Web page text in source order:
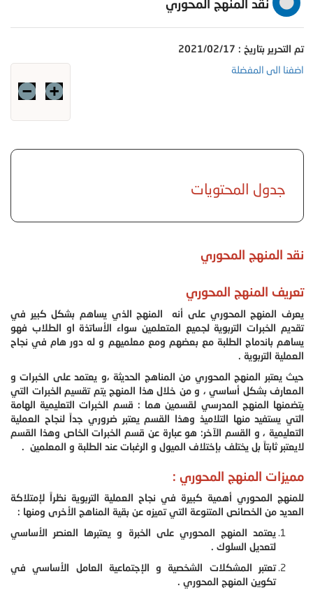
نقد المنهج المحوري
تم التحرير بتاريخ : 2021/02/17
اضفنا الى المفضلة
جدول المحتويات
نقد المنهج المحوري
تعريف المنهج المحوري
يعرف المنهج المحوري على أنه المنهج الذي يساهم بشكل كبير في
تقديم الخبرات التربوية لجميع المتعلمين سواء الأساتذة او الطلاب فهو
يساهم باندماج الطلبة مع بعضهم ومع معلميهم و له دور هام في نجاح
العملية التربوية .
حيث يعتبر المنهج المحوري من المناهج الحديثة ،و يعتمد على الخبرات و
المعارف بشكل أساسي ، و من خلال هذا المنهج يتم تقسيم الخبرات التي
يتضمنها المنهج المدرسي لقسمين هما : قسم الخبرات التعليمية الهامة
التي يستفيد منها التلاميذ وهذا القسم يعتبر ضروري جداً لنجاح العملية
التعليمية ، و القسم الآخر: هو عبارة عن قسم الخبرات الخاص وهذا القسم
لايعتبر ثابتاً بل يختلف بإختلاف الميول و الرغبات عند الطلبة و المعلمين .
مميزات المنهج المحوري :
للمنهج المحوري أهمية كبيرة في نجاح العملية التربوية نظراً لإمتلاكة
العديد من الخصائص المتنوعة التي تميزه عن بقية المناهج الأخرى ومنها :
يعتمد المنهج المحوري على الخبرة و يعتبرها العنصر الأساسي
لتعديل السلوك .
تعتبر المشكلات الشخصية و الإجتماعية العامل الأساسي في
تكوين المنهج المحوري .